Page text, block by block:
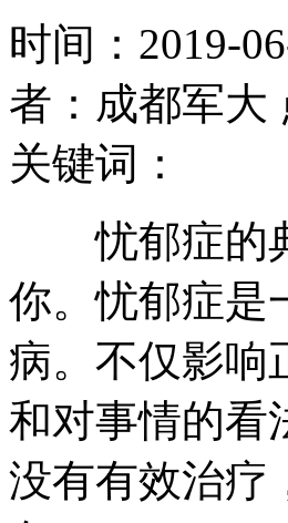
时间：2019-
者：成都军大
关键词：
忧郁症的典
你。忧郁症是
病。不仅影响
和对事情的看
没有有效治疗